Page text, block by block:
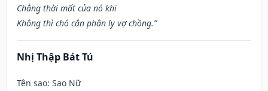
Chẳng thời mất của nó khi
Không thì chó cắn phân ly vợ chồng.”
Nhị Thập Bát Tú
Tên sao: Sao Nữ